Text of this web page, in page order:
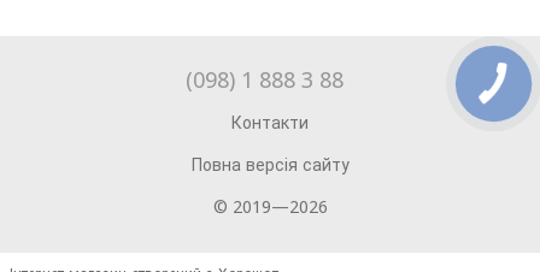
(098) 1 888 3 88
Контакти
Повна версія сайту
© 2019—2026